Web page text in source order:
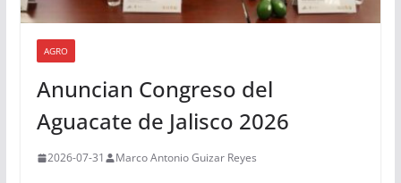
AGRO
Anuncian Congreso del
Aguacate de Jalisco 2026
2026-07-31 Marco Antonio Guizar Reyes